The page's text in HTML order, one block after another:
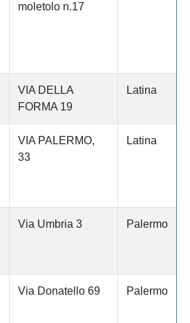
moletolo n.17
VIA DELLA
FORMA 19
Latina
VIA PALERMO,
33
Latina
Via Umbria 3 Palermo
Via Donatello 69 Palermo